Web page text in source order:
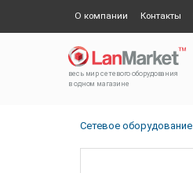
О компании Контакты
весь мир сетевого оборудования
в одном магазине
Сетевое оборудование